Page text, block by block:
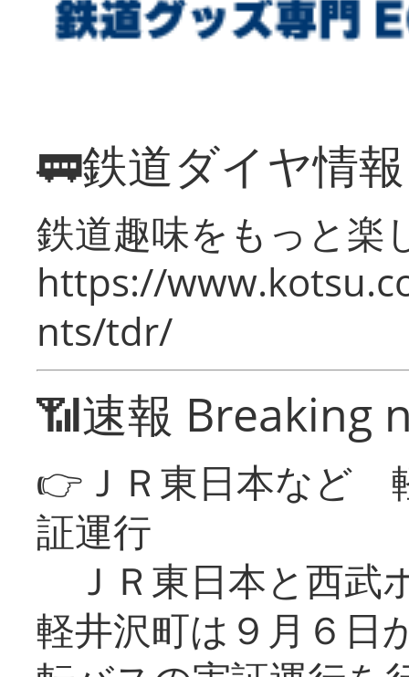
🚃鉄道ダイヤ情
鉄道趣味をもっと楽
https://
nts/tdr/
📶速報 Breaking
👉ＪＲ東日本など
証運行
ＪＲ東日本と西武
軽井沢町は９月６日